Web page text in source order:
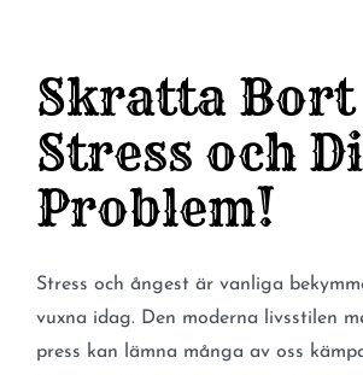
Skratta Bort
Stress och
Problem!
Stress och ångest är vanliga
vuxna idag. Den moderna livsstilen
press kan lämna många av oss